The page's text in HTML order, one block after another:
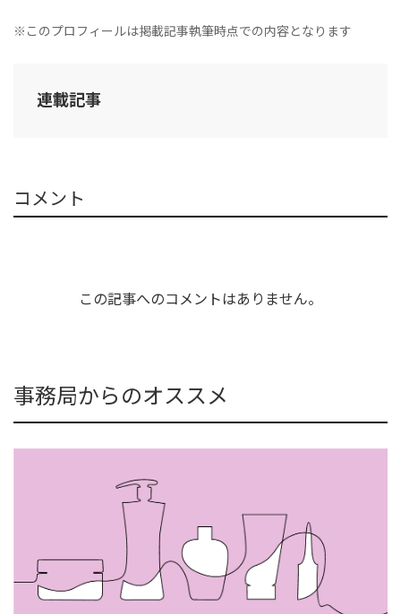
※このプロフィールは掲載記事執筆時点での内容となります
連載記事
コメント
この記事へのコメントはありません。
事務局からのオススメ